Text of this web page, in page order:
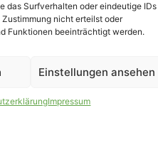
das Surfverhalten oder eindeutige IDs
nicht erteilst oder
Funktionen beeinträchtigt werden.
Einstellungen ansehen
Impressum